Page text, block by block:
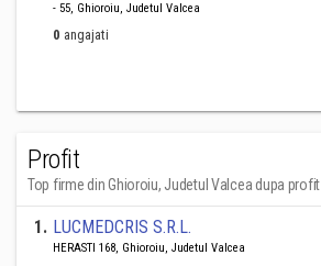
- 55, Ghioroiu, Judetul Valcea
0 angajati
Profit
Top firme din Ghioroiu, Judetul Valcea dupa profit
1. LUCMEDCRIS S.R.L.
HERASTI 168, Ghioroiu, Judetul Valcea